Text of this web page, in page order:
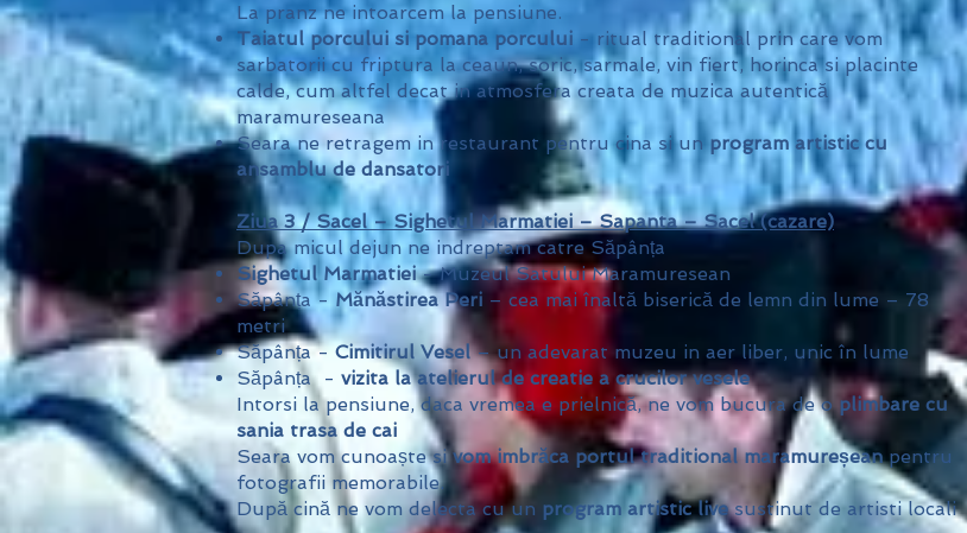
La pranz ne intoarcem la pensiune.
Taiatul porcului si pomana porcului - ritual traditional prin care vom
sarbatorii cu friptura la ceaun, soric, sarmale, vin fiert, horinca si placinte
calde, cum altfel decat in atmosfera creata de muzica autentică
maramureseana
Seara ne retragem in restaurant pentru cina si un program artistic cu
ansamblu de dansatori
Ziua 3 / Sacel – Sighetul Marmatiei – Sapanta – Sacel (cazare)
Dupa micul dejun ne indreptam catre Săpânța
Sighetul Marmatiei- Muzeul Satului Maramuresean
Săpânța - Mănăstirea Peri – cea mai înaltă biserică de lemn din lume – 78
metri
Săpânța - Cimitirul Vesel– un adevarat muzeu in aer liber, unic în lume
Săpânța - vizita la atelierul de creatie a crucilor vesele
Intorsi la pensiune, daca vremea e prielnică, ne vom bucura de o plimbare cu
sania trasa de cai
Seara vom cunoaște sivom imbrăca portul traditional maramureșeanpentru
fotografii memorabile.
După cină ne vom delecta cu un program artistic livesustinut de artisti locali